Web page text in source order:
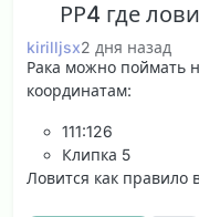
РР4 где
kirilljsx2 дня назад
Рака можно поймать
координатам:
111:126
Клипка 5
Ловится как правило